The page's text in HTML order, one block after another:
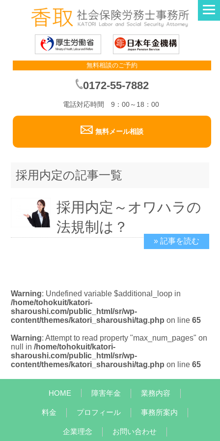
無料相談のご予約
0172-55-7882
電話対応時間 9：00～18：00
無料メール相談
採用内定の記事一覧
採用内定～オワハラの
法規制は？
2019/7/2
» 記事を読む
Warning: Undefined variable $additional_loop in
/home/tohokuit/katori-
sharoushi.com/public_html/sr/wp-
content/themes/katori_sharoushi/tag.php on line65
Warning: Attempt to read property "max_num_pages" on
null in/home/tohokuit/katori-
sharoushi.com/public_html/sr/wp-
content/themes/katori_sharoushi/tag.php on line65
HOME 障害年金 業務内容
料金 プロフィール 事務所案内
企業理念 お問い合わせ